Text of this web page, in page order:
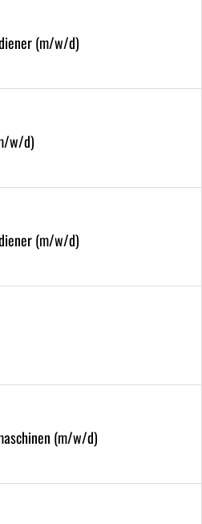
(m/w/d)
w/d)
(m/w/d)
(m/w/d)